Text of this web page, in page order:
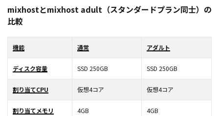
mixhostとmixhost adult（スタンダードプラン同士）の
比較
機能 通常 アダルト
ディスク容量 SSD 250GB SSD 250GB
割り当てCPU 仮想4コア 仮想4コア
割り当てメモリ 4GB 4GB